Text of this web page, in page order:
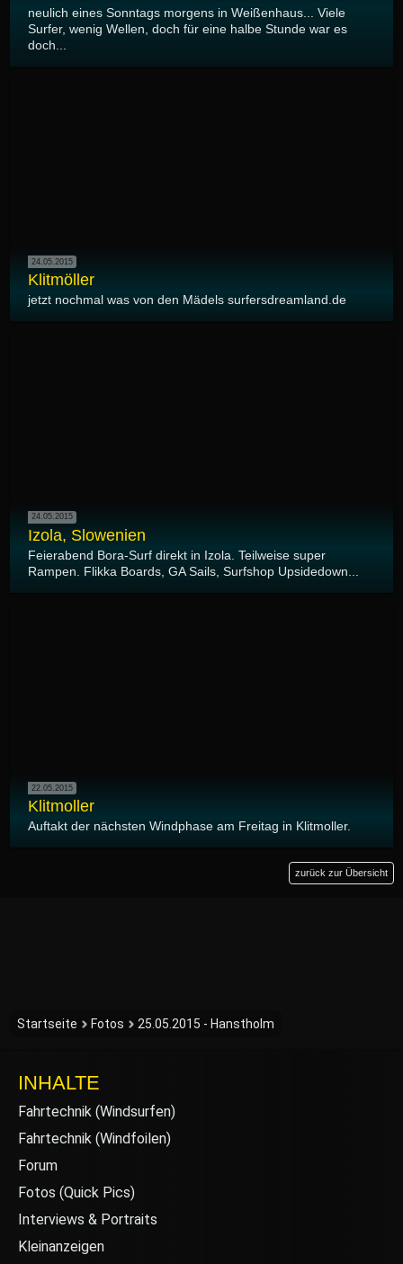
neulich eines Sonntags morgens in Weißenhaus... Viele
Surfer, wenig Wellen, doch für eine halbe Stunde war es
doch...
24.05.2015
Klitmöller
jetzt nochmal was von den Mädels surfersdreamland.de
24.05.2015
Izola, Slowenien
Feierabend Bora-Surf direkt in Izola. Teilweise super
Rampen. Flikka Boards, GA Sails, Surfshop Upsidedown...
22.05.2015
Klitmoller
Auftakt der nächsten Windphase am Freitag in Klitmoller.
zurück zur Übersicht
Startseite Fotos 25.05.2015 - Hanstholm
INHALTE
Fahrtechnik (Windsurfen)
Fahrtechnik (Windfoilen)
Forum
Fotos (Quick Pics)
Interviews & Portraits
Kleinanzeigen